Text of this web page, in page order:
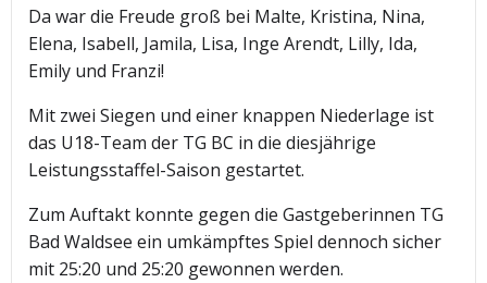
Da war die Freude groß bei Malte, Kristina, Nina,
Elena, Isabell, Jamila, Lisa, Inge Arendt, Lilly, Ida,
Emily und Franzi!
Mit zwei Siegen und einer knappen Niederlage ist
das U18-Team der TG BC in die diesjährige
Leistungsstaffel-Saison gestartet.
Zum Auftakt konnte gegen die Gastgeberinnen TG
Bad Waldsee ein umkämpftes Spiel dennoch sicher
mit 25:20 und 25:20 gewonnen werden.